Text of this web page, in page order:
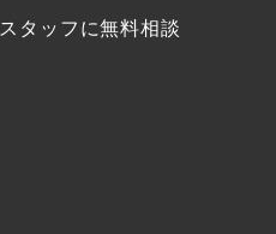
スタッフに無料相談